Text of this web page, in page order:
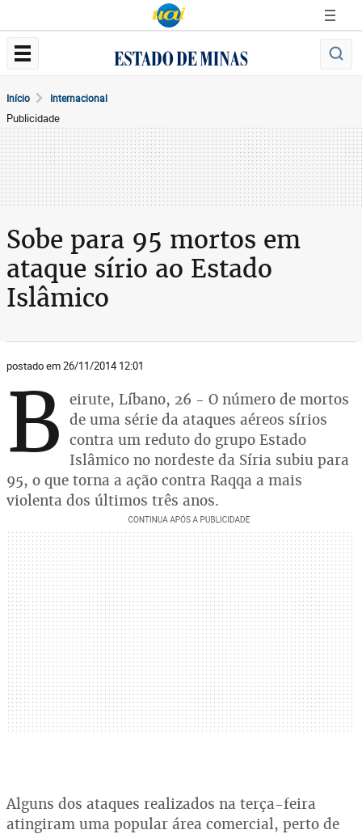
Início Internacional
Publicidade
Sobe para 95 mortos em
ataque sírio ao Estado
Islâmico
postado em 26/11/2014 12:01
B eirute, Líbano, 26 - O número de mortos
de uma série da ataques aéreos sírios
contra um reduto do grupo Estado
Islâmico no nordeste da Síria subiu para
95, o que torna a ação contra Raqqa a mais
violenta dos últimos três anos.
Alguns dos ataques realizados na terça-feira
atingiram uma popular área comercial, perto de